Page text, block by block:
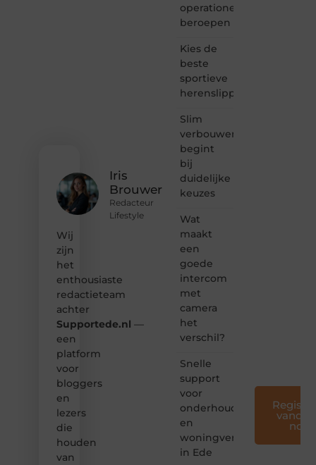
Iris
Brouwer
Redacteur
Lifestyle
Wij
zijn
het
enthousiaste
redactieteam
achter
Supportede.nl —
een
platform
voor
bloggers
en
lezers
die
houden
van
operationele
beroepen
Kies de
beste
sportieve
herenslippers
Slim
verbouwen
begint
bij
duidelijke
keuzes
Wat
maakt
een
goede
intercom
met
camera
het
verschil?
Snelle
support
voor
onderhoud
en
woningverbetering
in Ede
nog